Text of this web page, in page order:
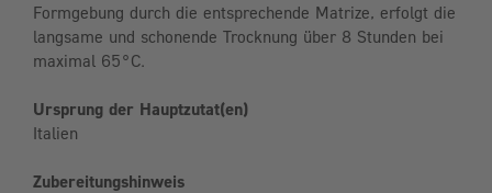
Formgebung durch die entsprechende Matrize, erfolgt die
langsame und schonende Trocknung über 8 Stunden bei
maximal 65°C.
Ursprung der Hauptzutat(en)
Italien
Zubereitungshinweis